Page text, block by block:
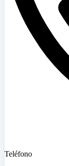
Teléfono